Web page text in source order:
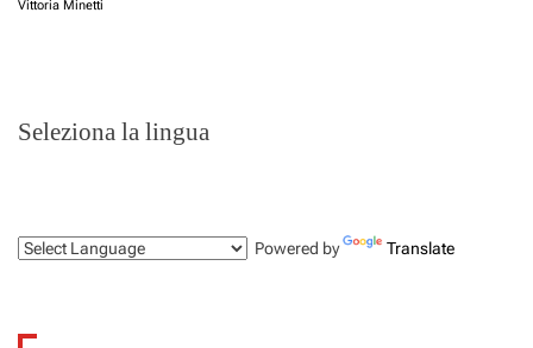
Vittoria Minetti
Seleziona la lingua
Powered by Translate